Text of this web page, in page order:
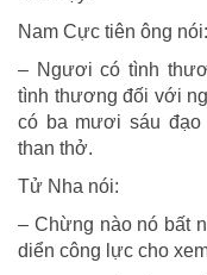
Nam Cực tiên ông nói:
– Ngươi có tình
tình thương đối với
có ba mươi sáu
than thở.
Tử Nha nói:
– Chừng nào nó bất
diển công lực cho